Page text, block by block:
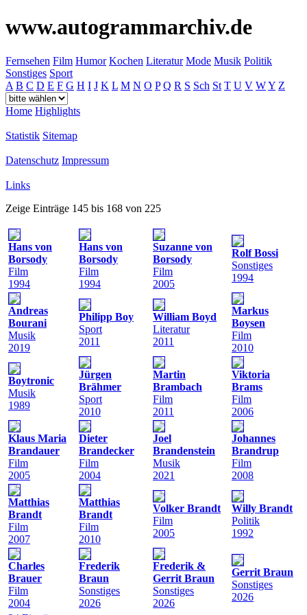
www.autogrammarchiv.de
Fernsehen Film Humor Kochen Literatur Mode Musik Politik
Sonstiges Sport
A B C D E F G H I J K L M N O P Q R S Sch St T U V WY Z
Home Highlights
Statistik Sitemap
Datenschutz Impressum
Links
Zeige Einträge 145 bis 168 von 225
Hans von
Borsody
Film
1994
Hans von
Borsody
Film
1994
Suzanne von
Borsody
Film
2005
Rolf Bossi
Sonstiges
1994
Andreas
Bourani
Musik
2019
Philipp Boy
Sport
2011
William Boyd
Literatur
2011
Markus
Boysen
Film
2010
Boytronic
Musik
1989
Jürgen
Brähmer
Sport
2010
Martin
Brambach
Film
2011
Viktoria
Brams
Film
2006
Klaus Maria
Brandauer
Film
2005
Dieter
Brandecker
Film
2004
Joel
Brandenstein
Musik
2021
Johannes
Brandrup
Film
2008
Matthias
Brandt
Film
2007
Matthias
Brandt
Film
2010
Volker Brandt
Film
2005
Willy Brandt
Politik
1992
Charles
Brauer
Film
2004
Frederik
Braun
Sonstiges
2026
Frederik &
Gerrit Braun
Sonstiges
2026
Gerrit Braun
Sonstiges
2026